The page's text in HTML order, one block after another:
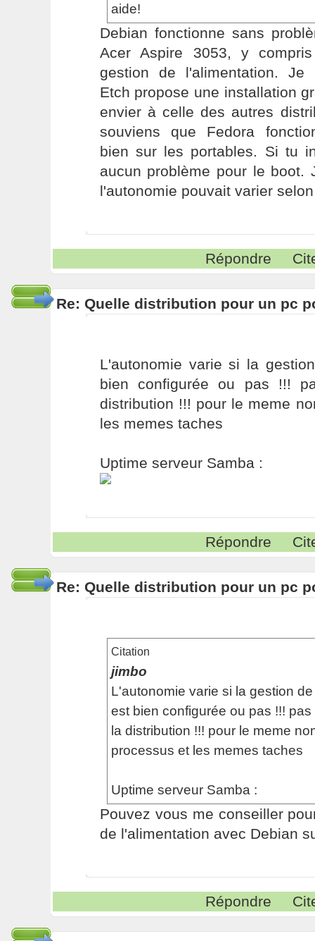
aide!
Debian fonctionne sans
Acer Aspire 3053, y
gestion de l'alimentation. Je
Etch propose une installation
envier à celle des autres
souviens que Fedora
bien sur les portables. Si tu
aucun problème pour le boot.
l'autonomie pouvait varier
Répondre
Re: Quelle distribution pour un pc
L'autonomie varie si la
bien configurée ou pas !!!
distribution !!! pour le meme
les memes taches
Uptime serveur Samba :
Répondre
Re: Quelle distribution pour un pc
Citation
jimbo
L'autonomie varie si la gestion
est bien configurée ou pas !!!
la distribution !!! pour le meme
processus et les memes taches
Uptime serveur Samba :
Pouvez vous me conseiller
de l'alimentation avec Debian
Répondre